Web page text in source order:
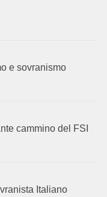
e sovranismo
cammino del FSI
Italiano